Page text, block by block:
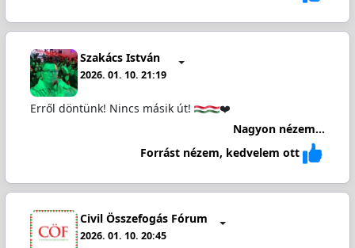
Szakács István
2026. 01. 10. 21:19
Erről döntünk! Nincs másik út!
❤️
Nagyon nézem...
Forrást nézem, kedvelem ott
Civil Összefogás Fórum
2026. 01. 10. 20:45